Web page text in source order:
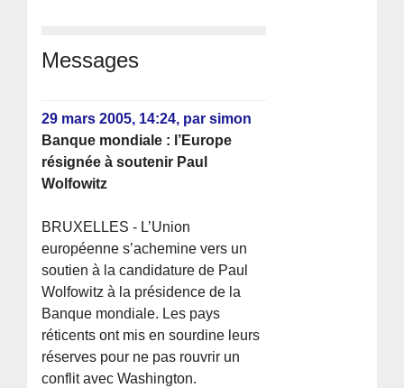
Messages
29 mars 2005, 14:24, parsimon
Banque mondiale : l’Europe
résignée à soutenir Paul
Wolfowitz
BRUXELLES - L’Union
européenne s’achemine vers un
soutien à la candidature de Paul
Wolfowitz à la présidence de la
Banque mondiale. Les pays
réticents ont mis en sourdine leurs
réserves pour ne pas rouvrir un
conflit avec Washington.